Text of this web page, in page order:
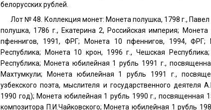
белорусских рублей.
Лот № 48. Коллекция монет: Монета полушка, 1798 г.,
полушка, 1786 г., Екатерина 2, Российская империя;
пфеннигов, 1991, ФРГ; Монета 10 пфеннигов, 1994,
Республика; Монета 10 крон, 1996 г., Чешская
Республика; Монета юбилейная 1 рубль 1991 г.,
Махтумкули; Монета юбилейная 1 рубль 1991 г.,
узбекского поэта, мыслителя и государственного деятеля
1990 год); Монета юбилейная 1 рубль 1990 г., посвященная
композитора П.И.Чайковского; Монета юбилейная 1 рубль